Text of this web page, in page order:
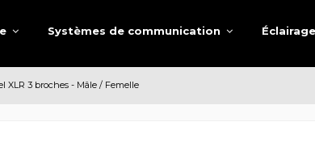
Systèmes de communication
XLR 3 broches - Mâle / Femelle